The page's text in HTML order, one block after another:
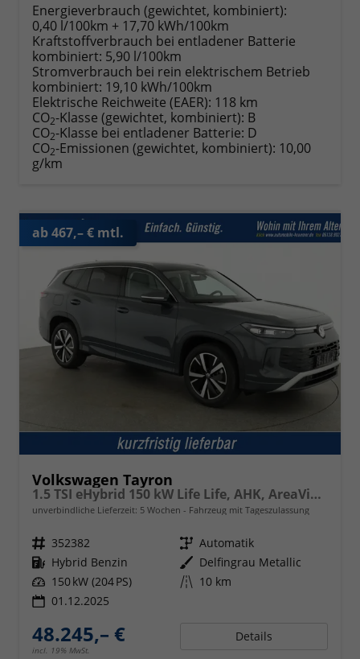
Energieverbrauch (gewichtet, kombiniert):
0,40 l/100km + 17,70 kWh/100km
Kraftstoffverbrauch bei entladener Batterie
kombiniert: 5,90 l/100km
Stromverbrauch bei rein elektrischem Betrieb
kombiniert: 19,10 kWh/100km
Elektrische Reichweite (EAER): 118 km
CO2-Klasse (gewichtet, kombiniert): B
CO2-Klasse bei entladener Batterie: D
CO2-Emissionen (gewichtet, kombiniert): 10,00
g/km
ab 467,– € mtl.
Volkswagen Tayron
1.5 TSI eHybrid 150 kW Life Life, AHK, AreaView, Side, Navi, Winter, 5-J. Garantie
unverbindliche Lieferzeit: 5 Wochen Fahrzeug mit Tageszulassung
Fahrzeugnr. 352382 Getriebe Automatik
Kraftstoff Hybrid Benzin Außenfarbe Delfingrau Metallic
Leistung 150 kW (204 PS) Kilometerstand 10 km
01.12.2025
48.245,– €
incl. 19% MwSt.
Details